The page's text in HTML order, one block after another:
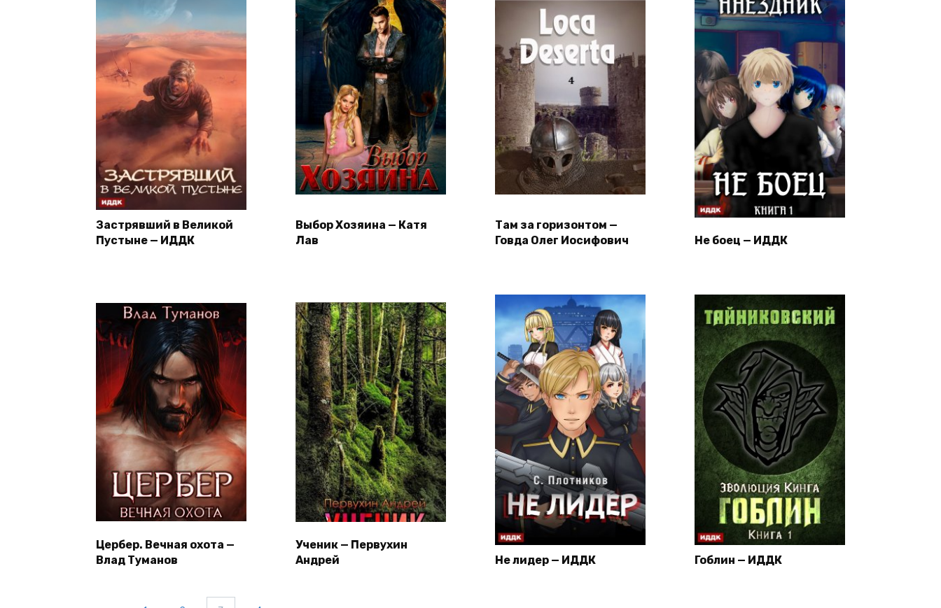
Застрявший в Великой
Пустыне — ИДДК
Выбор Хозяина — Катя
Лав
Там за горизонтом —
Говда Олег Иосифович
Не боец — ИДДК
Цербер. Вечная охота —
Влад Туманов
Ученик — Первухин
Андрей
Не лидер — ИДДК Гоблин — ИДДК